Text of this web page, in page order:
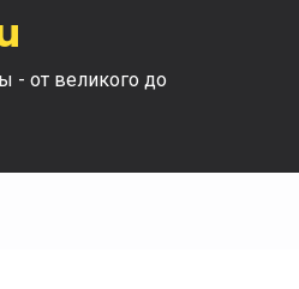
- от великого до